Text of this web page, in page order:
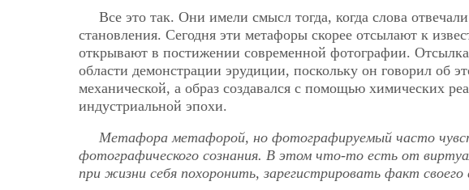
Все это так. Они имели смысл тогда, когда слова
становления. Сегодня эти метафоры скорее отсылают к
открывают в постижении современной фотографии.
области демонстрации эрудиции, поскольку он говорил об
механической, а образ создавался с помощью химических
индустриальной эпохи.
Метафора метафорой, но фотографируемый часто
фотографического сознания. В этом что-то есть от
при жизни себя похоронить, зарегистрировать факт своего